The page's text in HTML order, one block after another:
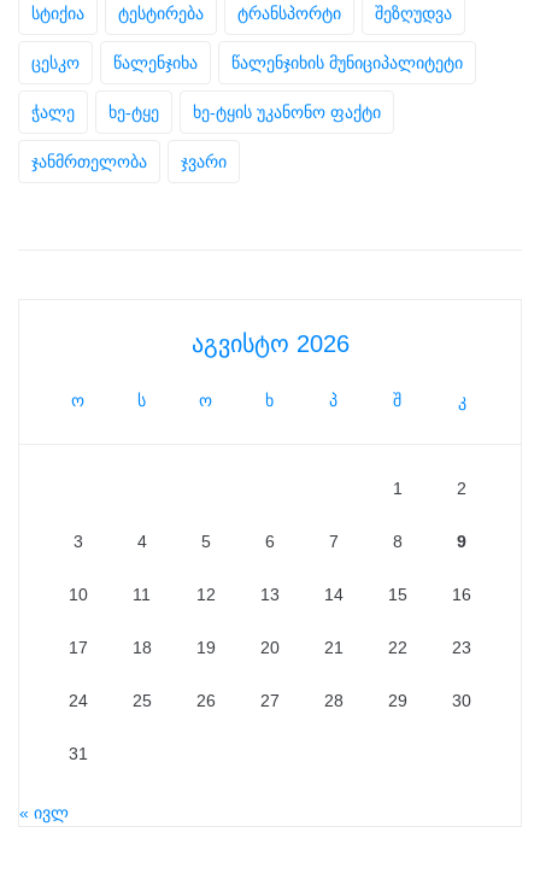
სტიქია ტესტირება ტრანსპორტი შეზღუდვა
ცესკო წალენჯიხა წალენჯიხის მუნიციპალიტეტი
ჭალე ხე-ტყე ხე-ტყის უკანონო ფაქტი
ჯანმრთელობა ჯვარი
აგვისტო 2026
ო ს ო ხ პ შ კ
1 2
3 4 5 6 7 8 9
10 11 12 13 14 15 16
17 18 19 20 21 22 23
24 25 26 27 28 29 30
31
« ივლ